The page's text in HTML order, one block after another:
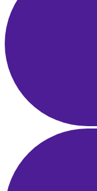
Yerel SEO Rehberi:
Bölgesel Liderlik
21 Mar 2025